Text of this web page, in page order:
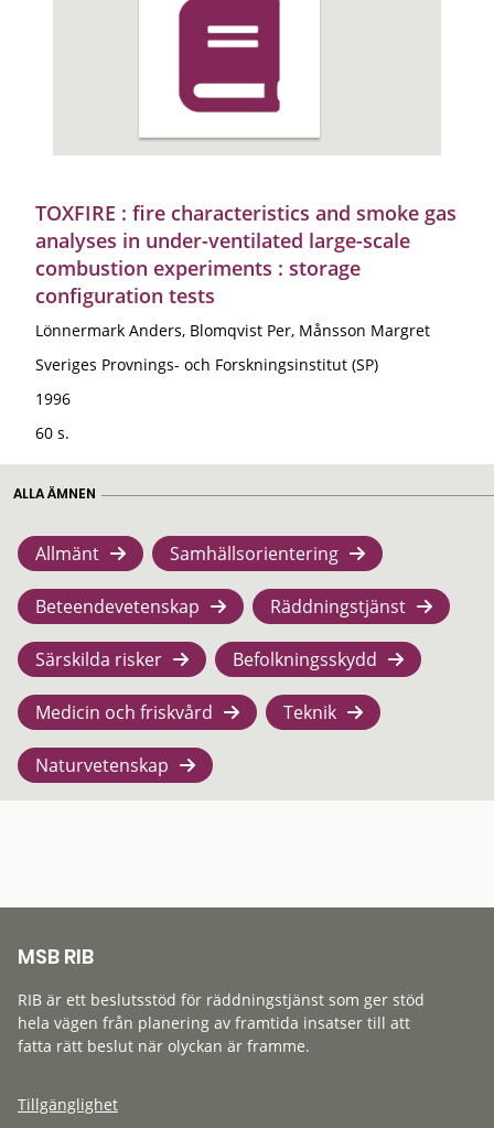
TOXFIRE : fire characteristics and smoke gas
analyses in under-ventilated large-scale
combustion experiments : storage
configuration tests
Lönnermark Anders, Blomqvist Per, Månsson Margret
Sveriges Provnings- och Forskningsinstitut (SP)
1996
60 s.
ALLA ÄMNEN
Allmänt Samhällsorientering
Beteendevetenskap Räddningstjänst
Särskilda risker Befolkningsskydd
Medicin och friskvård Teknik
Naturvetenskap
MSB RIB
RIB är ett beslutsstöd för räddningstjänst som ger stöd
hela vägen från planering av framtida insatser till att
fatta rätt beslut när olyckan är framme.
Tillgänglighet